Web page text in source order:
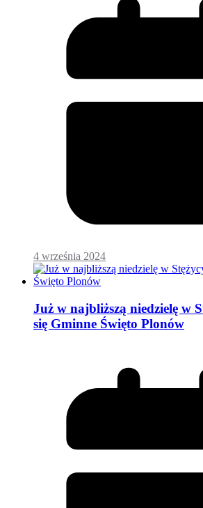
4 września 2024
Już w najbliższą niedzielę w
się Gminne Święto Plonów